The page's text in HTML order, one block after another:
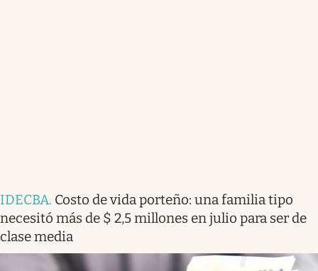
IDECBA. Costo de vida porteño: una familia tipo
necesitó más de $ 2,5 millones en julio para ser de
clase media